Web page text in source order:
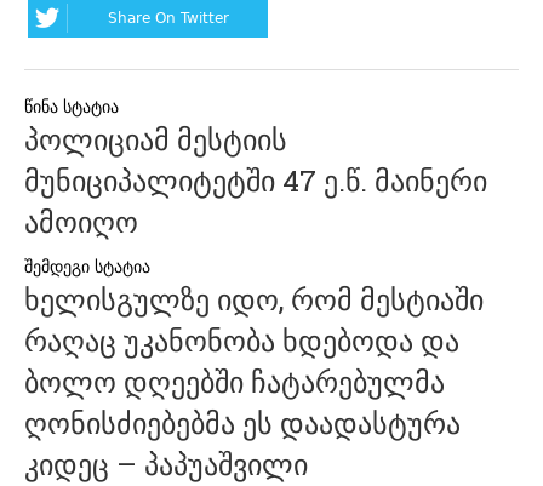
Share On Twitter
პოსტის
ნავიგაცია
პოლიციამ მესტიის
მუნიციპალიტეტში 47 ე.წ. მაინერი
ამოიღო
ხელისგულზე იდო, რომ მესტიაში
რაღაც უკანონობა ხდებოდა და
ბოლო დღეებში ჩატარებულმა
ღონისძიებებმა ეს დაადასტურა
კიდეც – პაპუაშვილი